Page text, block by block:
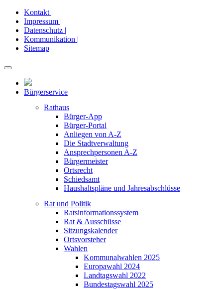
Kontakt |
Impressum |
Datenschutz |
Kommunikation |
Sitemap
Bürgerservice
Rathaus
Bürger-App
Bürger-Portal
Anliegen von A-Z
Die Stadtverwaltung
Ansprechpersonen A-Z
Bürgermeister
Ortsrecht
Schiedsamt
Haushaltspläne und Jahresabschlüsse
Rat und Politik
Ratsinformationssystem
Rat & Ausschüsse
Sitzungskalender
Ortsvorsteher
Wahlen
Kommunalwahlen 2025
Europawahl 2024
Landtagswahl 2022
Bundestagswahl 2025